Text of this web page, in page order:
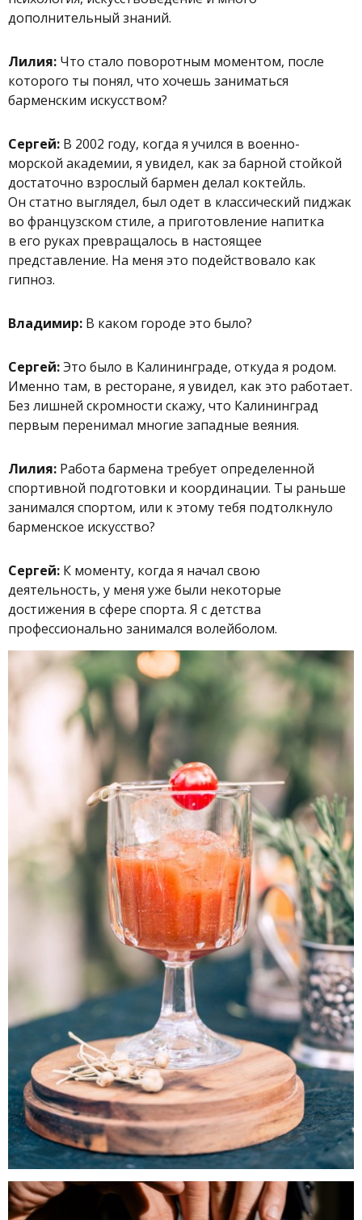
дополнительный знаний.
Лилия: Что стало поворотным моментом, после
которого ты понял, что хочешь заниматься
барменским искусством?
Сергей: В 2002 году, когда я учился в военно-
морской академии, я увидел, как за барной стойкой
достаточно взрослый бармен делал коктейль.
Он статно выглядел, был одет в классический пиджак
во французском стиле, а приготовление напитка
в его руках превращалось в настоящее
представление. На меня это подействовало как
гипноз.
Владимир: В каком городе это было?
Сергей:Это было в Калининграде, откуда я родом.
Именно там, в ресторане, я увидел, как это работает.
Без лишней скромности скажу, что Калининград
первым перенимал многие западные веяния.
Лилия: Работа бармена требует определенной
спортивной подготовки и координации. Ты раньше
занимался спортом, или к этому тебя подтолкнуло
барменское искусство?
Сергей: К моменту, когда я начал свою
деятельность, у меня уже были некоторые
достижения в сфере спорта. Я с детства
профессионально занимался волейболом.